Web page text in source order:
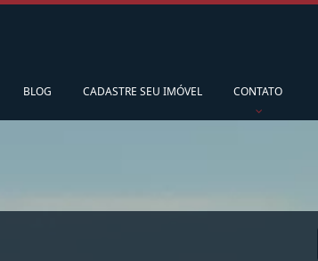
BLOG CADASTRE SEU IMÓVEL CONTATO